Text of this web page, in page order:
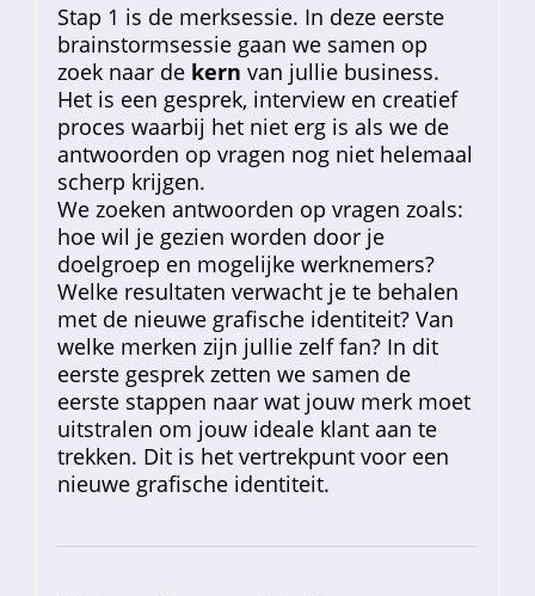
Stap 1 is de merksessie. In deze eerste
brainstormsessie gaan we samen op
zoek naar de kern van jullie business.
Het is een gesprek, interview en creatief
proces waarbij het niet erg is als we de
antwoorden op vragen nog niet helemaal
scherp krijgen.
We zoeken antwoorden op vragen zoals:
hoe wil je gezien worden door je
doelgroep en mogelijke werknemers?
Welke resultaten verwacht je te behalen
met de nieuwe grafische identiteit? Van
welke merken zijn jullie zelf fan? In dit
eerste gesprek zetten we samen de
eerste stappen naar wat jouw merk moet
uitstralen om jouw ideale klant aan te
trekken. Dit is het vertrekpunt voor een
nieuwe grafische identiteit.